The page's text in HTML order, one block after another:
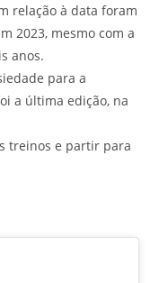
relação à data foram
2023, mesmo com a
anos.
para a
a última edição, na
treinos e partir para